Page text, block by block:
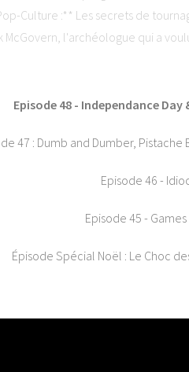
Culture :** Les secrets de
McGovern, l'archéologue qui a
Episode 48 - Independance
47 : Dumb and Dumber, Pistache
Episode 46 -
Episode 45 -
Épisode Spécial Noël : Le Choc